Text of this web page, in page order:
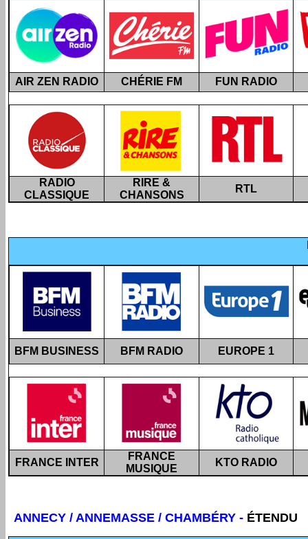
AIR ZEN RADIO CHÉRIE FM FUN RADIO
RADIO
CLASSIQUE
RIRE &
CHANSONS
RTL
BFM BUSINESS BFM RADIO EUROPE 1
FRANCE INTER
FRANCE
MUSIQUE
KTO RADIO
ANNECY / ANNEMASSE / CHAMBÉRY - ÉTENDU